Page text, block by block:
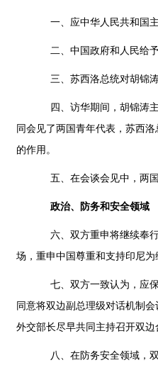
一、应中华人民共和国主
二、中国政府和人民给予
三、苏西洛总统对胡锦涛
四、访华期间，胡锦涛主
同会见了两国青年代表，苏西
的作用。
五、在会谈会见中，两国
政治、防务和安全领域
六、双方重申将继续奉行
场，重申中国尊重和支持印尼
七、双方一致认为，应保
同意将双边副总理级对话机制
外交部长尽早共同主持召开双边
八、在防务安全领域，双